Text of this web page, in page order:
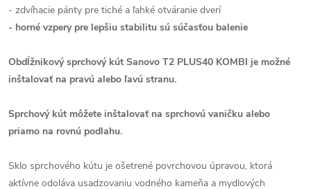
- zdvíhacie pánty pre tiché a ľahké otváranie dverí
- horné vzpery pre lepšiu stabilitu sú súčasťou balenie
Obdĺžnikový sprchový kút Sanovo T2 PLUS40 KOMBI je možné
inštalovať na pravú alebo ľavú stranu.
Sprchový kút môžete inštalovať na sprchovú vaničku alebo
priamo na rovnú podlahu.
Sklo sprchového kútu je ošetrené povrchovou úpravou, ktorá
aktívne odoláva usadzovaniu vodného kameňa a mydlových